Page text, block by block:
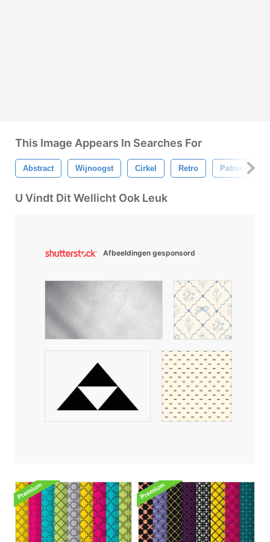
This Image Appears In Searches For
Abstract Wijnoogst Cirkel Retro Patroon
U Vindt Dit Wellicht Ook Leuk
Afbeeldingen gesponsord